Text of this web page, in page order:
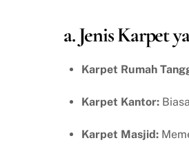
a. Jenis Karpet
Karpet Rumah
Karpet Kantor:
Karpet Masjid: